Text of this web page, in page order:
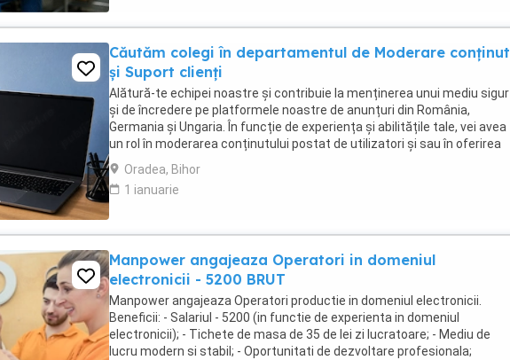
Căutăm colegi în departamentul de Moderare conținut
și Suport clienți
Alătură-te echipei noastre și contribuie la menținerea unui mediu sigur
și de încredere pe platformele noastre de anunțuri din România,
Germania și Ungaria. În funcție de experiența și abilitățile tale, vei avea
un rol în moderarea conținutului postat de utilizatori și sau în oferirea
de suport clienților ...
Oradea, Bihor
1 ianuarie
Manpower angajeaza Operatori in domeniul
electronicii - 5200 BRUT
Manpower angajeaza Operatori productie in domeniul electronicii.
Beneficii: - Salariul - 5200 (in functie de experienta in domeniul
electronicii); - Tichete de masa de 35 de lei zi lucratoare; - Mediu de
lucru modern si stabil; - Oportunitati de dezvoltare profesionala;